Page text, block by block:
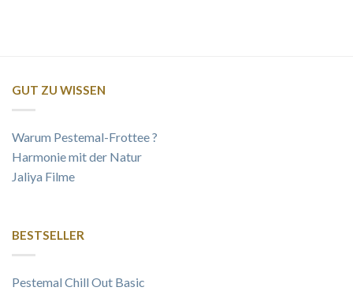
GUT ZU WISSEN
Warum Pestemal-Frottee ?
Harmonie mit der Natur
Jaliya Filme
BESTSELLER
Pestemal Chill Out Basic